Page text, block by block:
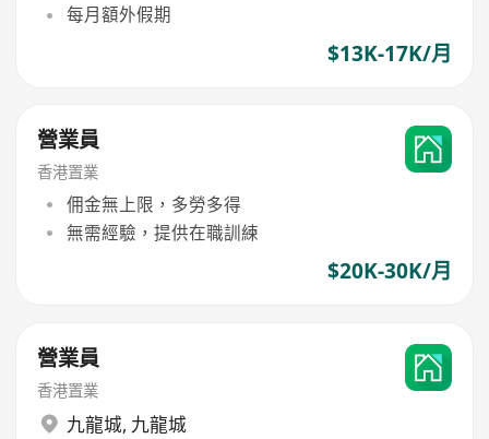
每月額外假期
$13K-17K/月
營業員
香港置業
佣金無上限，多勞多得
無需經驗，提供在職訓練
$20K-30K/月
營業員
香港置業
九龍城, 九龍城